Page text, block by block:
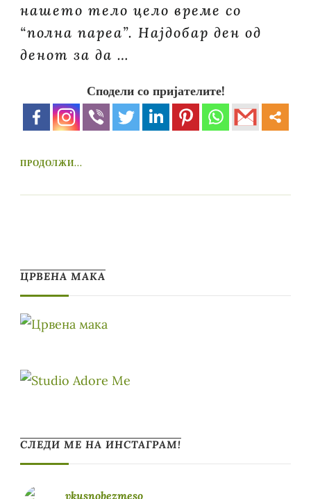
нашето тело цело време со
“полна пареа”. Најдобар ден од
денот за да …
Сподели со пријателите!
ПРОДОЛЖИ...
ЦРВЕНА МАКА
СЛЕДИ МЕ НА ИНСТАГРАМ!
vkusnobezmeso